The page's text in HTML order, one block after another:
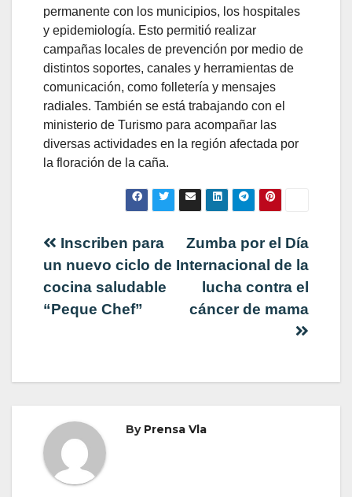
permanente con los municipios, los hospitales
y epidemiología. Esto permitió realizar
campañas locales de prevención por medio de
distintos soportes, canales y herramientas de
comunicación, como folletería y mensajes
radiales. También se está trabajando con el
ministerio de Turismo para acompañar las
diversas actividades en la región afectada por
la floración de la caña.
Navegación
de
entradas
Zumba por el Día
Internacional de la
lucha contra el
cáncer de mama
Inscriben para
un nuevo ciclo de
cocina saludable
“Peque Chef”
By Prensa Vla